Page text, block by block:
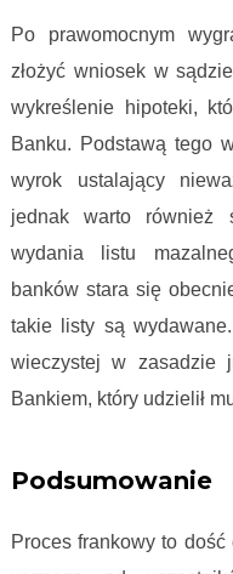
Po prawomocnym
złożyć wniosek w
wykreślenie hipoteki,
Banku. Podstawą tego
wyrok ustalający
jednak warto również
wydania listu
banków stara się
takie listy są
wieczystej w zasadzie
Bankiem, który udzielił
Podsumowanie
Proces frankowy to dość